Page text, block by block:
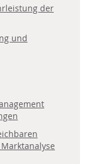
der
und